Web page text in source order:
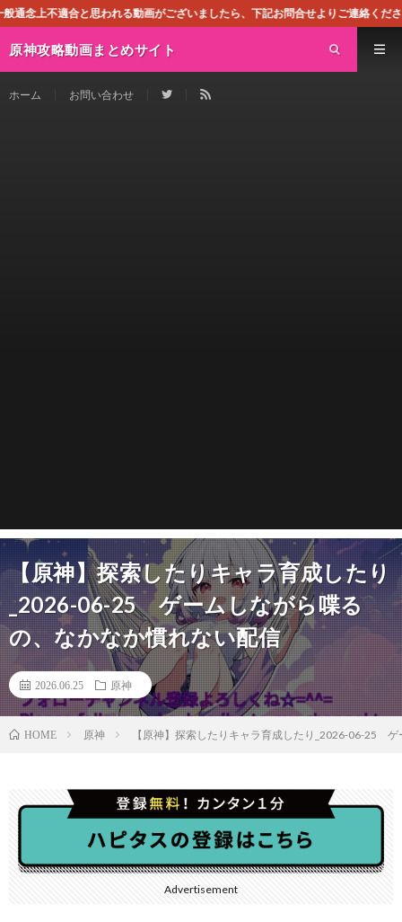
れる動画がございましたら、下記お問合せよりご連絡ください。即刻対処
原神攻略動画まとめサイト
ホーム お問い合わせ
【原神】探索したりキャラ育成したり
_2026-06-25 ゲームしながら喋る
の、なかなか慣れない配信
2026.06.25 原神
HOME 原神 【原神】探索したりキャラ育成したり_2026-06-25
Advertisement